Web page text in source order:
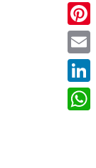
X
Email